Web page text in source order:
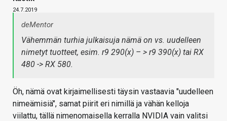
24.7.2019
deMentor
Vähemmän turhia julkaisuja nämä on vs. uudelleen
nimetyt tuotteet, esim. r9 290(x) – > r9 390(x) tai RX
480 -> RX 580.
Öh, nämä ovat kirjaimellisesti täysin vastaavia "uudelleen
nimeämisiä", samat piirit eri nimillä ja vähän kelloja
viilattu, tällä nimenomaisella kerralla NVIDIA vain valitsi